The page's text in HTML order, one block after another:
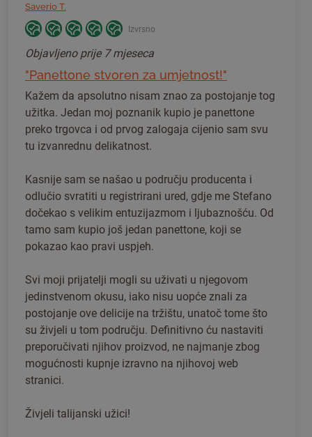
Saverio T.
Izvrsno
Objavljeno prije 7 mjeseca
"Panettone stvoren za umjetnost!"
Kažem da apsolutno nisam znao za postojanje tog
užitka. Jedan moj poznanik kupio je panettone
preko trgovca i od prvog zalogaja cijenio sam svu
tu izvanrednu delikatnost.
Kasnije sam se našao u području producenta i
odlučio svratiti u registrirani ured, gdje me Stefano
dočekao s velikim entuzijazmom i ljubaznošću. Od
tamo sam kupio još jedan panettone, koji se
pokazao kao pravi uspjeh.
Svi moji prijatelji mogli su uživati u njegovom
jedinstvenom okusu, iako nisu uopće znali za
postojanje ove delicije na tržištu, unatoč tome što
su živjeli u tom području. Definitivno ću nastaviti
preporučivati njihov proizvod, ne najmanje zbog
mogućnosti kupnje izravno na njihovoj web
stranici.
Živjeli talijanski užici!